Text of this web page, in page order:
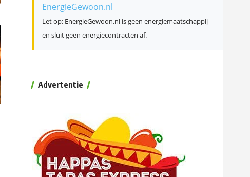
EnergieGewoon.nl
Let op: EnergieGewoon.nl is geen energiemaatschappij
en sluit geen energiecontracten af.
Advertentie